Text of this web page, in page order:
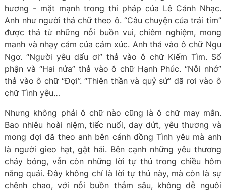
hương - mặt mạnh trong thi pháp của Lê Cảnh Nhạc.
Anh như người thả chữ theo ô. “Câu chuyện của trái tim”
được thả từ những nỗi buồn vui, chiêm nghiệm, mong
manh và nhạy cảm của cảm xúc. Anh thả vào ô chữ Ngu
Ngơ. “Người yêu dấu ơi” thả vào ô chữ Kiếm Tìm. Số
phận và “Hai nửa” thả vào ô chữ Hạnh Phúc. “Nỗi nhớ”
thả vào ô chữ “Đợi”. “Thiên thần và quỷ sứ” đã rơi vào ô
chữ Tình yêu…
Nhưng không phải ô chữ nào cũng là ô chữ may mắn.
Bao nhiêu hoài niệm, tiếc nuối, day dứt, yêu thương và
mong đợi đã theo anh bên cánh đồng Tình yêu mà anh
là người gieo hạt, gặt hái. Bên cạnh những yêu thương
cháy bỏng, vẫn còn những lời tự thú trong chiều hôm
nắng quái. Đây không chỉ là lời tự thú này, mà còn là sự
chênh chao, với nỗi buồn thẳm sâu, không dễ nguôi